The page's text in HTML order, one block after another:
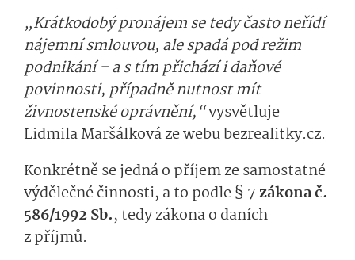
„Krátkodobý pronájem se tedy často neřídí
nájemní smlouvou, ale spadá pod režim
podnikání – a s tím přichází i daňové
povinnosti, případně nutnost mít
živnostenské oprávnění,“vysvětluje
Lidmila Maršálková ze webu bezrealitky.cz.
Konkrétně se jedná o příjem ze samostatné
výdělečné činnosti, a to podle § 7zákona č.
586/1992 Sb., tedy zákona o daních
z příjmů.